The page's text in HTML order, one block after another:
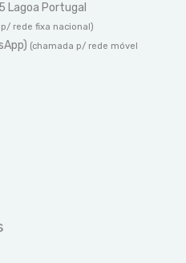
Portugal
rede fixa nacional)
(chamada p/ rede móvel